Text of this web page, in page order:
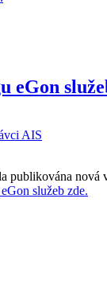
eGon
AIS
publikována nová
služeb zde.